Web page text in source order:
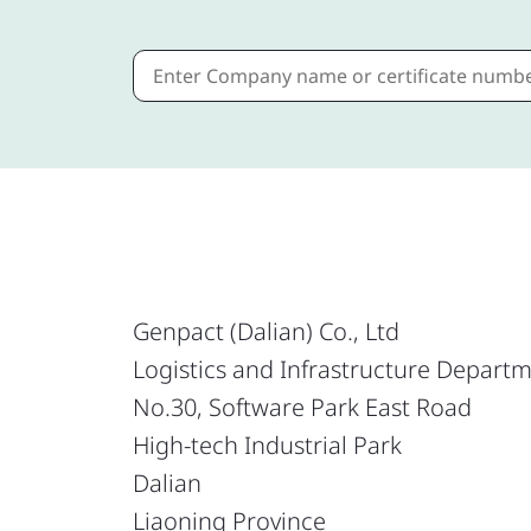
Genpact (Dalian) Co., Ltd
Logistics and Infrastructure
No.30, Software Park East Road
High-tech Industrial Park
Dalian
Liaoning Province